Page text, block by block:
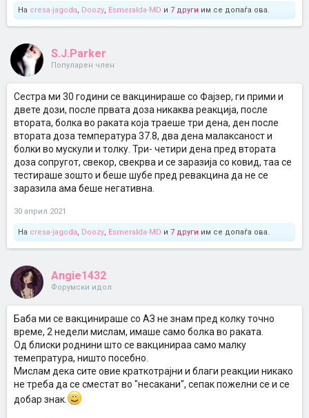
На cresa-jagoda, Doozy, Esmeralda-MD и 7 други им се допаѓа ова.
S.J.Parker
Популарен член
Сестра ми 30 години се вакцинираше со Фајзер, ги прими и
двете дози, после првата доза никаква реакција, после
втората, болка во раката која траеше три дена, ден после
втората доза температура 37.8, два дена малаксаност и
болки во мускули и толку. Три- четири дена пред втората
доза сопругот, свекор, свекрва и се заразија со ковид, таа се
тестираше зошто и беше шубе пред ревакцина да не се
заразила ама беше негативна.
30 април 2021
На cresa-jagoda, Doozy, Esmeralda-MD и 7 други им се допаѓа ова.
Angie1432
Форумски идол
Баба ми се вакцинираше со АЗ не знам пред колку точно
време, 2 недели мислам, имаше само болка во раката.
Од блиски роднини што се вакцинираа само малку
темепратура, ништо посебно.
Мислам дека сите овие краткотрајни и благи реакции никако
не треба да се сместат во "несакани", сепак пожелни се и се
добар знак.